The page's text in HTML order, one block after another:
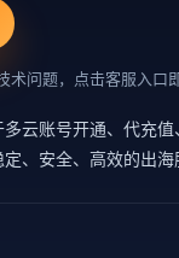
术问题，点击客服入口
云账号开通、代充
、安全、高效的出海